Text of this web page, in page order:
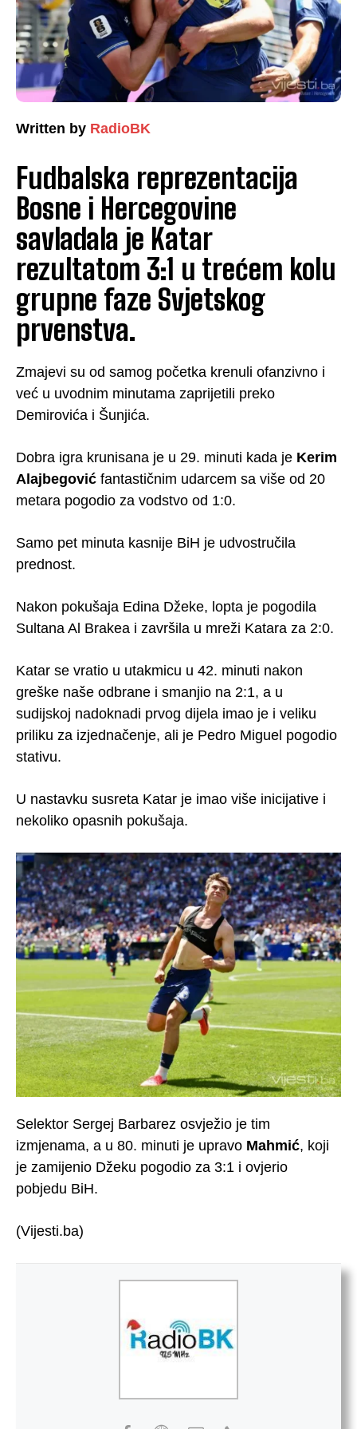
Written by RadioBK
Fudbalska reprezentacija
Bosne i Hercegovine
savladala je Katar
rezultatom 3:1 u trećem kolu
grupne faze Svjetskog
prvenstva.
Zmajevi su od samog početka krenuli ofanzivno i
već u uvodnim minutama zaprijetili preko
Demirovića i Šunjića.
Dobra igra krunisana je u 29. minuti kada je Kerim
Alajbegović fantastičnim udarcem sa više od 20
metara pogodio za vodstvo od 1:0.
Samo pet minuta kasnije BiH je udvostručila
prednost.
Nakon pokušaja Edina Džeke, lopta je pogodila
Sultana Al Brakea i završila u mreži Katara za 2:0.
Katar se vratio u utakmicu u 42. minuti nakon
greške naše odbrane i smanjio na 2:1, a u
sudijskoj nadoknadi prvog dijela imao je i veliku
priliku za izjednačenje, ali je Pedro Miguel pogodio
stativu.
U nastavku susreta Katar je imao više inicijative i
nekoliko opasnih pokušaja.
Selektor Sergej Barbarez osvježio je tim
izmjenama, a u 80. minuti je upravo Mahmić, koji
je zamijenio Džeku pogodio za 3:1 i ovjerio
pobjedu BiH.
(Vijesti.ba)